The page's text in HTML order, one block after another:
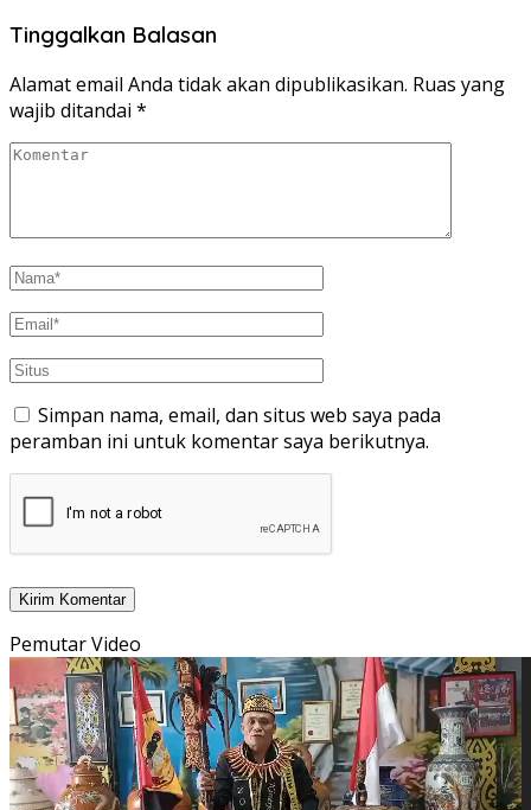
Tinggalkan Balasan
Alamat email Anda tidak akan dipublikasikan. Ruas yang
wajib ditandai *
Simpan nama, email, dan situs web saya pada
peramban ini untuk komentar saya berikutnya.
Pemutar Video